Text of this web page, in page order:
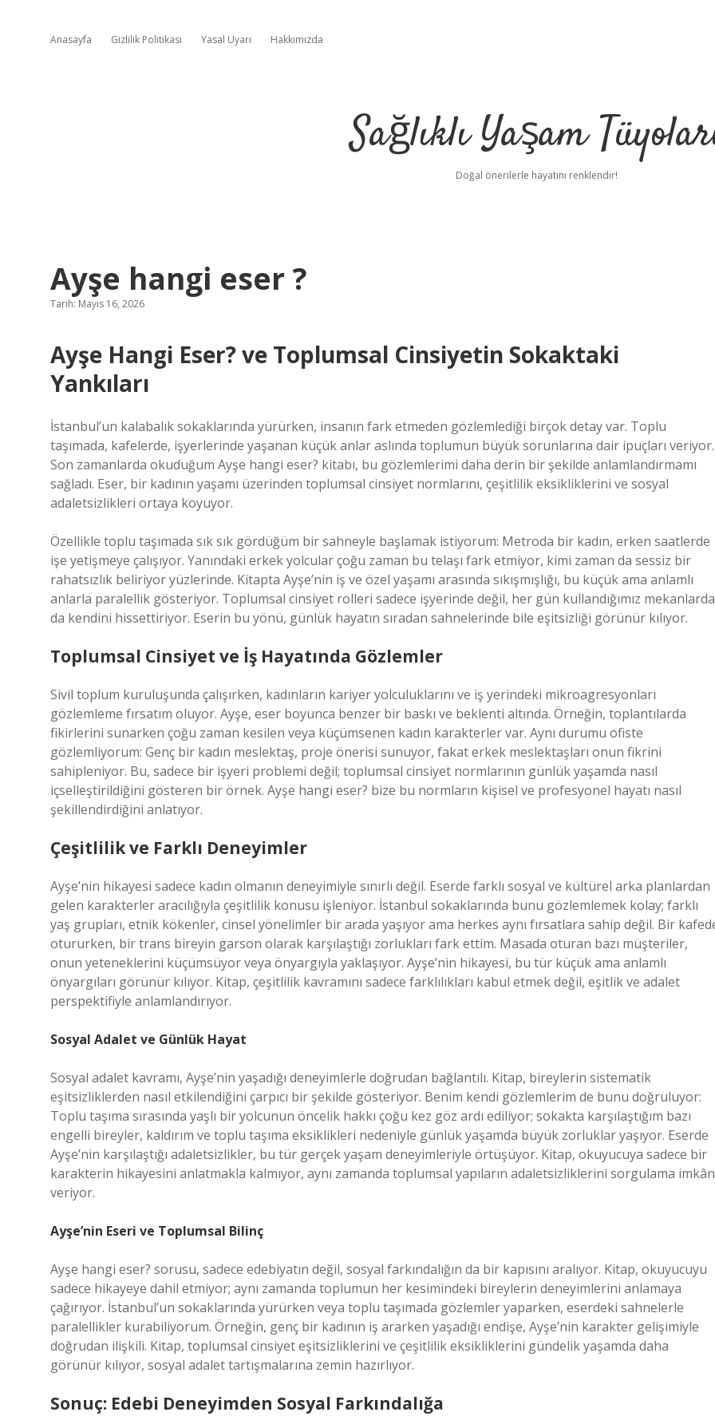
Anasayfa Gizlilik Politikası Yasal Uyarı Hakkımızda
Sağlıklı Yaşam
Doğal önerilerle hayatını renklendir!
Ayşe hangi eser ?
Tarih: Mayıs 16, 2026
Ayşe Hangi Eser? ve Toplumsal Cinsiyetin Sokaktaki
Yankıları
İstanbul’un kalabalık sokaklarında yürürken, insanın fark etmeden gözlemlediği birçok detay var. Toplu
taşımada, kafelerde, işyerlerinde yaşanan küçük anlar aslında toplumun büyük sorunlarına dair ipuçları veriyor.
Son zamanlarda okuduğum Ayşe hangi eser? kitabı, bu gözlemlerimi daha derin bir şekilde anlamlandırmamı
sağladı. Eser, bir kadının yaşamı üzerinden toplumsal cinsiyet normlarını, çeşitlilik eksikliklerini ve sosyal
adaletsizlikleri ortaya koyuyor.
Özellikle toplu taşımada sık sık gördüğüm bir sahneyle başlamak istiyorum: Metroda bir kadın, erken saatlerde
işe yetişmeye çalışıyor. Yanındaki erkek yolcular çoğu zaman bu telaşı fark etmiyor, kimi zaman da sessiz bir
rahatsızlık beliriyor yüzlerinde. Kitapta Ayşe’nin iş ve özel yaşamı arasında sıkışmışlığı, bu küçük ama anlamlı
anlarla paralellik gösteriyor. Toplumsal cinsiyet rolleri sadece işyerinde değil, her gün kullandığımız mekanlarda
da kendini hissettiriyor. Eserin bu yönü, günlük hayatın sıradan sahnelerinde bile eşitsizliği görünür kılıyor.
Toplumsal Cinsiyet ve İş Hayatında Gözlemler
Sivil toplum kuruluşunda çalışırken, kadınların kariyer yolculuklarını ve iş yerindeki mikroagresyonları
gözlemleme fırsatım oluyor. Ayşe, eser boyunca benzer bir baskı ve beklenti altında. Örneğin, toplantılarda
fikirlerini sunarken çoğu zaman kesilen veya küçümsenen kadın karakterler var. Aynı durumu ofiste
gözlemliyorum: Genç bir kadın meslektaş, proje önerisi sunuyor, fakat erkek meslektaşları onun fikrini
sahipleniyor. Bu, sadece bir işyeri problemi değil; toplumsal cinsiyet normlarının günlük yaşamda nasıl
içselleştirildiğini gösteren bir örnek. Ayşe hangi eser? bize bu normların kişisel ve profesyonel hayatı nasıl
şekillendirdiğini anlatıyor.
Çeşitlilik ve Farklı Deneyimler
Ayşe’nin hikayesi sadece kadın olmanın deneyimiyle sınırlı değil. Eserde farklı sosyal ve kültürel arka planlardan
gelen karakterler aracılığıyla çeşitlilik konusu işleniyor. İstanbul sokaklarında bunu gözlemlemek kolay; farklı
yaş grupları, etnik kökenler, cinsel yönelimler bir arada yaşıyor ama herkes aynı fırsatlara sahip değil. Bir
otururken, bir trans bireyin garson olarak karşılaştığı zorlukları fark ettim. Masada oturan bazı müşteriler,
onun yeteneklerini küçümsüyor veya önyargıyla yaklaşıyor. Ayşe’nin hikayesi, bu tür küçük ama anlamlı
önyargıları görünür kılıyor. Kitap, çeşitlilik kavramını sadece farklılıkları kabul etmek değil, eşitlik ve adalet
perspektifiyle anlamlandırıyor.
Sosyal Adalet ve Günlük Hayat
Sosyal adalet kavramı, Ayşe’nin yaşadığı deneyimlerle doğrudan bağlantılı. Kitap, bireylerin sistematik
eşitsizliklerden nasıl etkilendiğini çarpıcı bir şekilde gösteriyor. Benim kendi gözlemlerim de bunu doğruluyor:
Toplu taşıma sırasında yaşlı bir yolcunun öncelik hakkı çoğu kez göz ardı ediliyor; sokakta karşılaştığım bazı
engelli bireyler, kaldırım ve toplu taşıma eksiklikleri nedeniyle günlük yaşamda büyük zorluklar yaşıyor. Eserde
Ayşe’nin karşılaştığı adaletsizlikler, bu tür gerçek yaşam deneyimleriyle örtüşüyor. Kitap, okuyucuya sadece bir
karakterin hikayesini anlatmakla kalmıyor, aynı zamanda toplumsal yapıların adaletsizliklerini sorgulama
veriyor.
Ayşe’nin Eseri ve Toplumsal Bilinç
Ayşe hangi eser? sorusu, sadece edebiyatın değil, sosyal farkındalığın da bir kapısını aralıyor. Kitap, okuyucuyu
sadece hikayeye dahil etmiyor; aynı zamanda toplumun her kesimindeki bireylerin deneyimlerini anlamaya
çağırıyor. İstanbul’un sokaklarında yürürken veya toplu taşımada gözlemler yaparken, eserdeki sahnelerle
paralellikler kurabiliyorum. Örneğin, genç bir kadının iş ararken yaşadığı endişe, Ayşe’nin karakter gelişimiyle
doğrudan ilişkili. Kitap, toplumsal cinsiyet eşitsizliklerini ve çeşitlilik eksikliklerini gündelik yaşamda daha
görünür kılıyor, sosyal adalet tartışmalarına zemin hazırlıyor.
Sonuç: Edebi Deneyimden Sosyal Farkındalığa